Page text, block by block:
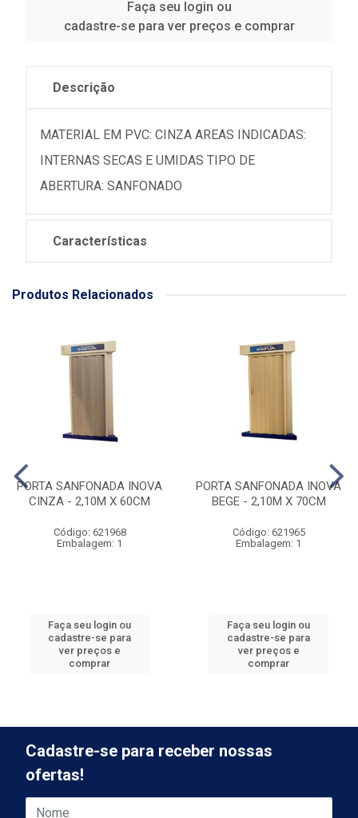
Faça seu login ou
cadastre-se para ver preços e comprar
Descrição
MATERIAL EM PVC: CINZA AREAS INDICADAS:
INTERNAS SECAS E UMIDAS TIPO DE
ABERTURA: SANFONADO
Características
Produtos Relacionados
PORTA SANFONADA INOVA
CINZA - 2,10M X 60CM
Código: 621968
Embalagem: 1
Faça seu login ou
cadastre-se para
ver preços e
comprar
PORTA SANFONADA INOVA
BEGE - 2,10M X 70CM
Código: 621965
Embalagem: 1
Faça seu login ou
cadastre-se para
ver preços e
comprar
Cadastre-se para receber nossas
ofertas!